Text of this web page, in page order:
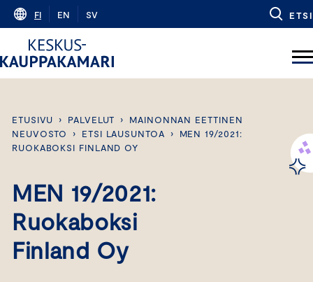
Skip
content
FI EN SV ETSI
ETUSIVU › PALVELUT ›
MAINONNAN EETTINEN
NEUVOSTO
› ETSI LAUSUNTOA ›
MEN 19/2021:
RUOKABOKSI FINLAND OY
MEN 19/2021:
Ruokaboksi
Finland Oy